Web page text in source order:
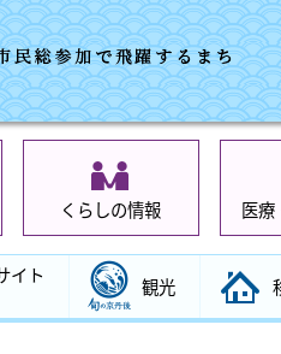
くらしの情報 医療
イト 観光